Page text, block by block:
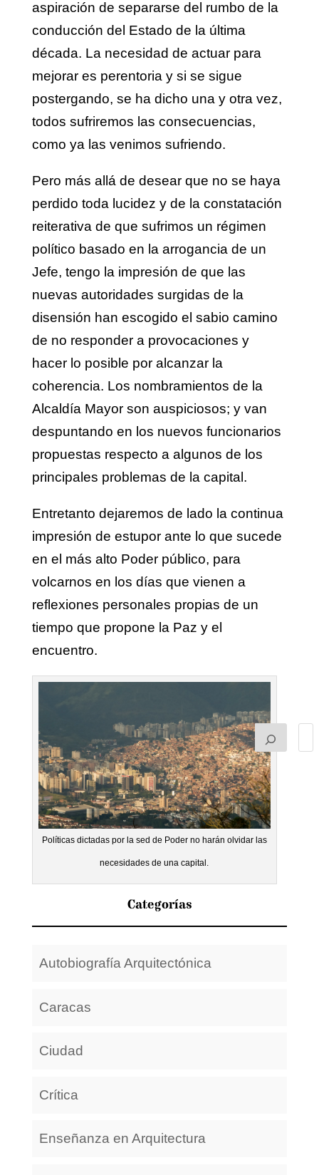
aspiración de separarse del rumbo de la
conducción del Estado de la última
década. La necesidad de actuar para
mejorar es perentoria y si se sigue
postergando, se ha dicho una y otra vez,
todos sufriremos las consecuencias,
como ya las venimos sufriendo.
Pero más allá de desear que no se haya
perdido toda lucidez y de la constatación
reiterativa de que sufrimos un régimen
político basado en la arrogancia de un
Jefe, tengo la impresión de que las
nuevas autoridades surgidas de la
disensión han escogido el sabio camino
de no responder a provocaciones y
hacer lo posible por alcanzar la
coherencia. Los nombramientos de la
Alcaldía Mayor son auspiciosos; y van
despuntando en los nuevos funcionarios
propuestas respecto a algunos de los
principales problemas de la capital.
Entretanto dejaremos de lado la continua
impresión de estupor ante lo que sucede
en el más alto Poder público, para
volcarnos en los días que vienen a
reflexiones personales propias de un
tiempo que propone la Paz y el
encuentro.
Políticas dictadas por la sed de Poder no harán olvidar las
necesidades de una capital.
Categorías
Autobiografía Arquitectónica
Caracas
Ciudad
Crítica
Enseñanza en Arquitectura